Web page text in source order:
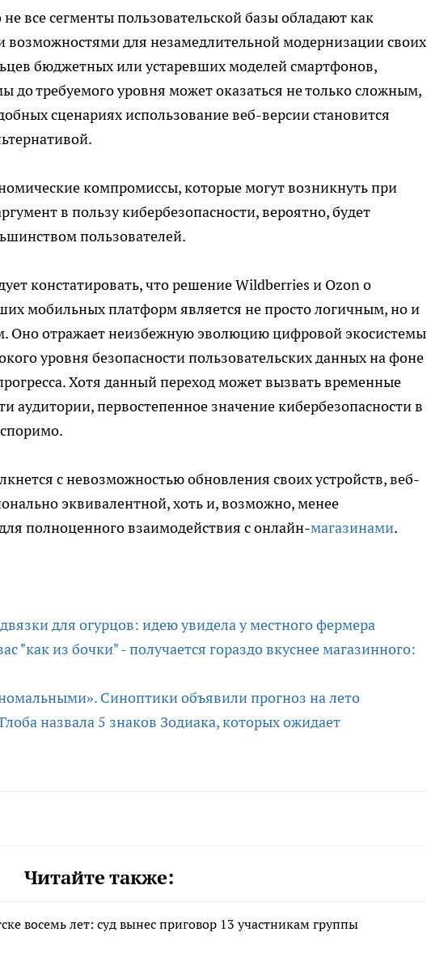
все сегменты пользовательской базы обладают как
возможностями для незамедлительной модернизации своих
бюджетных или устаревших моделей смартфонов,
до требуемого уровня может оказаться не только сложным,
сценариях использование веб-версии становится
компромиссы, которые могут возникнуть при
в пользу кибербезопасности, вероятно, будет
пользователей.
констатировать, что решение Wildberries и Ozon о
мобильных платформ является не просто логичным, но и
Оно отражает неизбежную эволюцию цифровой экосистемы
уровня безопасности пользовательских данных на фоне
Хотя данный переход может вызвать временные
аудитории, первостепенное значение кибербезопасности в
с невозможностью обновления своих устройств, веб-
эквивалентной, хоть и, возможно, менее
полноценного взаимодействия с онлайн-магазинами.
для огурцов: идею увидела у местного фермера
"как из бочки" - получается гораздо вкуснее магазинного:
Синоптики объявили прогноз на лето
назвала 5 знаков Зодиака, которых ожидает
Читайте также:
восемь лет: суд вынес приговор 13 участникам группы